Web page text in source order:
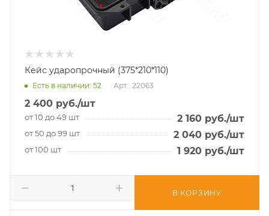
Кейс ударопрочный (375*210*110)
Есть в наличии: 52 Арт.: 22063
2 400 руб./шт
от 10 до 49 шт 2 160 руб./шт
от 50 до 99 шт 2 040 руб./шт
от 100 шт 1 920 руб./шт
В КОРЗИНУ